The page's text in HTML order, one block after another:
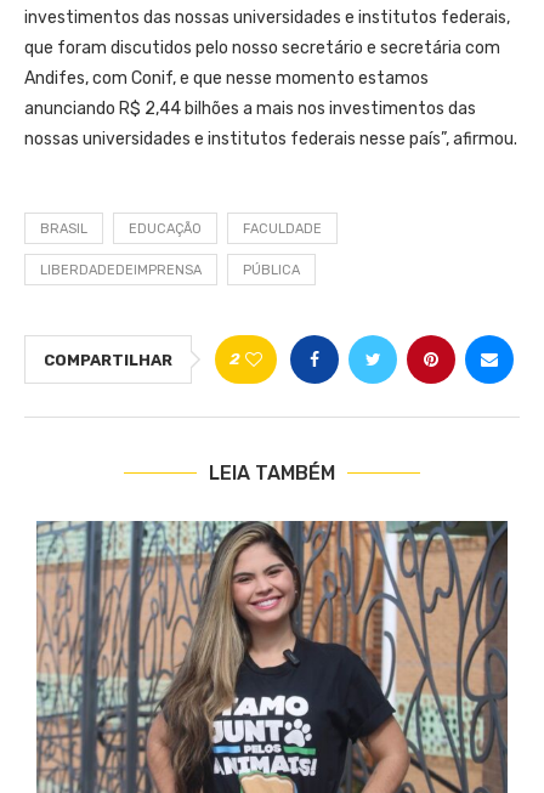
investimentos das nossas universidades e institutos federais,
que foram discutidos pelo nosso secretário e secretária com
Andifes, com Conif, e que nesse momento estamos
anunciando R$ 2,44 bilhões a mais nos investimentos das
nossas universidades e institutos federais nesse país”, afirmou.
BRASIL EDUCAÇÃO FACULDADE
LIBERDADEDEIMPRENSA PÚBLICA
COMPARTILHAR 2
LEIA TAMBÉM